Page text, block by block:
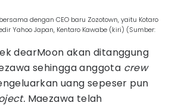
dengan CEO baru Zozotown, yaitu Kotaro
Yahoo Japan, Kentaro Kawabe (kiri) (Sumber:
dearMoon akan ditanggung
sehingga anggota crew
uang sepeser pun
Maezawa telah